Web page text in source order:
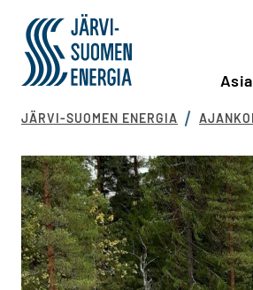
Siirry sisältöön
Järvi-Suomen Energia
JÄRVI-SUOMEN ENERGIA